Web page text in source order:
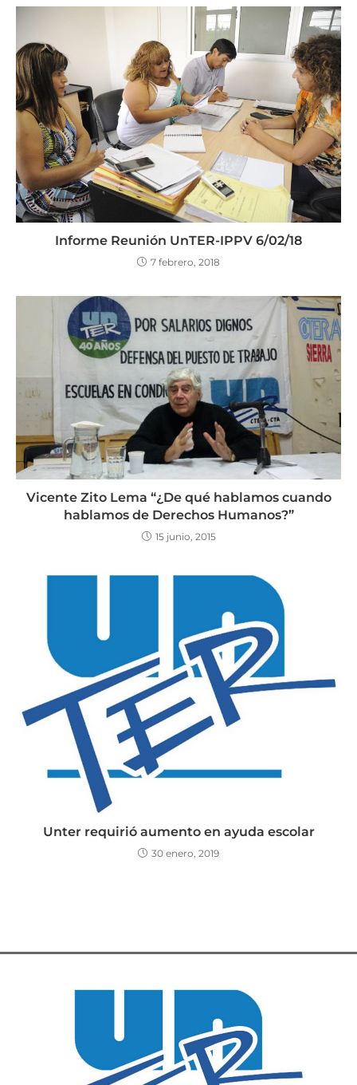
Informe Reunión UnTER-IPPV 6/02/18
7 febrero, 2018
Vicente Zito Lema “¿De qué hablamos cuando
hablamos de Derechos Humanos?”
15 junio, 2015
Unter requirió aumento en ayuda escolar
30 enero, 2019